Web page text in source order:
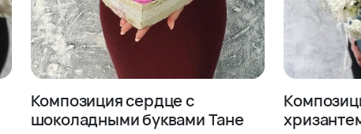
Композиция сердце с
шоколадными буквами Тане